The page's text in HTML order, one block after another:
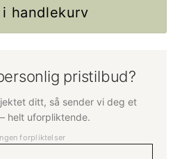
i handlekurv
pristilbud?
ditt, så sender vi deg et
helt uforpliktende.
forpliktelser